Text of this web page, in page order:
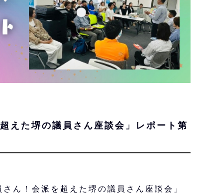
えた堺の議員さん座談会」レポート第
ん！会派を超えた堺の議員さん座談会」